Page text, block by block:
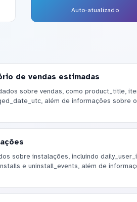
Auto-atualizado
de vendas estimadas
sobre vendas, como product_title,
além de informações sobre
sobre instalações, incluindo
e uninstall_events, além de